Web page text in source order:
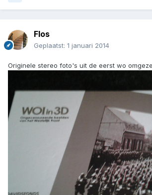
Flos
Geplaatst: 1 januari 2014
Originele stereo foto's uit de eerst wo